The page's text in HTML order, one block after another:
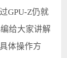
GPU-Z仍就
给大家讲解
体操作方